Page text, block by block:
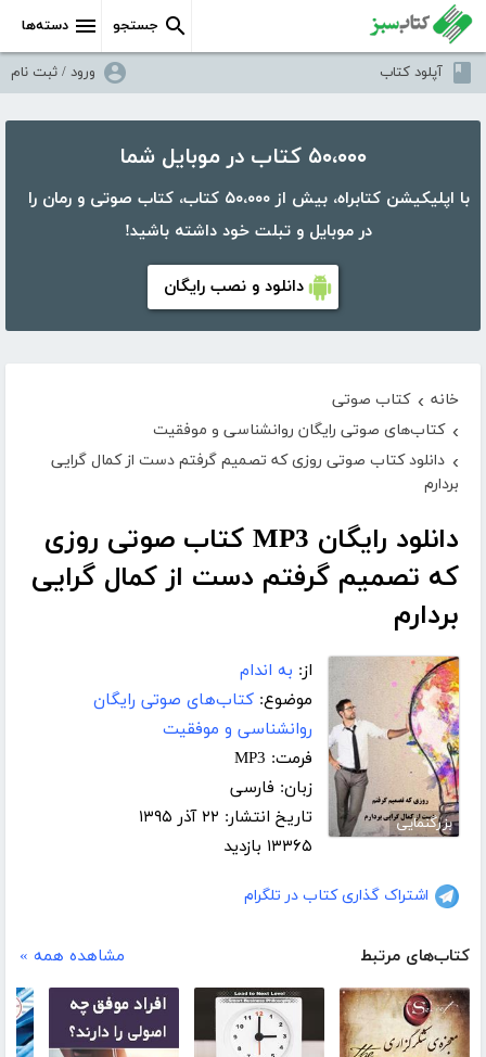
دسته‌ها جستجو
آپلود کتاب ورود / ثبت نام
۵۰،۰۰۰ کتاب در موبایل شما
با اپلیکیشن کتابراه، بیش از ۵۰،۰۰۰ کتاب، کتاب صوتی و رمان را
در موبایل و تبلت خود داشته باشید!
دانلود و نصب رایگان
خانه › کتاب صوتی
› کتاب‌های صوتی رایگان روانشناسی و موفقیت
› دانلود کتاب صوتی روزی که تصمیم گرفتم دست از کمال گرایی
بردارم
دانلود رایگان MP3 کتاب صوتی روزی
که تصمیم گرفتم دست از کمال گرایی
بردارم
بزرگنمایی
از: به اندام
موضوع: کتاب‌های صوتی رایگان
روانشناسی و موفقیت
فرمت: MP3
زبان: فارسی
تاریخ انتشار: ۲۲ آذر ۱۳۹۵
۱۳۳۶۵ بازدید
اشتراک گذاری کتاب در تلگرام
کتاب‌های مرتبط مشاهده همه »